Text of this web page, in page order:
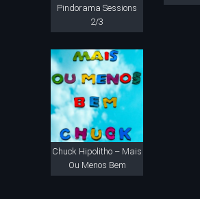
Pindorama Sessions
2/3
Chuck Hipolitho – Mais
Ou Menos Bem